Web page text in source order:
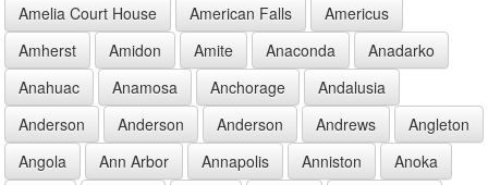
Amelia Court House
American Falls
Americus
Amherst
Amidon Amite Anaconda
Anadarko
Anahuac
Anamosa Anchorage
Andalusia
Anderson
Anderson Anderson Andrews
Angleton
Angola
Ann Arbor Annapolis Anniston
Anoka